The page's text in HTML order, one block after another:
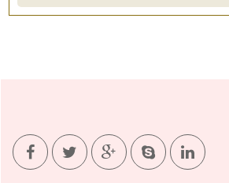
イチゴのショートケーキ
ボール一つで混ぜるだけ！とっても美味
こんにちは！お菓子研究家 橋本清美で
ひとつで作れる簡単でとても…